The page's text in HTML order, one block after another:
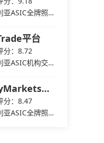
亚ASIC全牌照
平台
分：8.72
亚ASIC机构交易
易
分：8.47
亚ASIC全牌照